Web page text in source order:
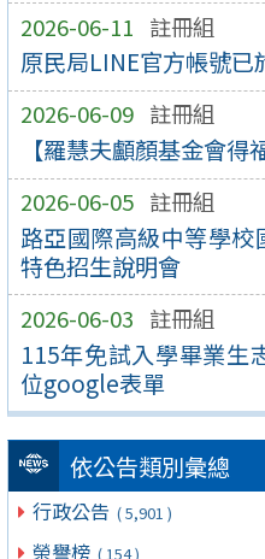
2026-06-11 註冊組
原民局LINE官方帳號
2026-06-09 註冊組
【羅慧夫顱顏基金會
2026-06-05 註冊組
路亞國際高級中等學校
特色招生說明會
2026-06-03 註冊組
115年免試入學畢業生
位google表單
依公告類別彙總
行政公告 ( 5,901 )
榮譽榜 ( 154 )